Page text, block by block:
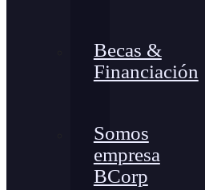
Becas &
Financiación
Somos
empresa
BCorp